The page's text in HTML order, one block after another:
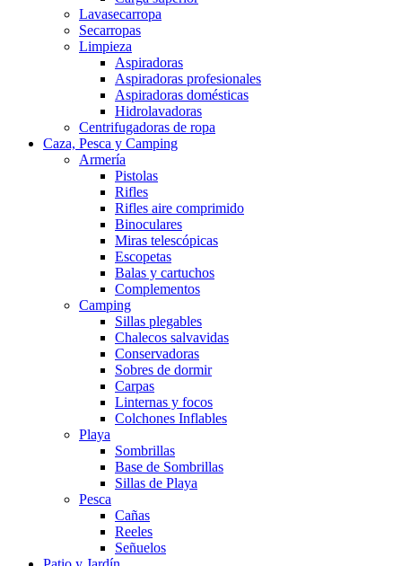
Lavasecarropa
Secarropas
Limpieza
Aspiradoras
Aspiradoras profesionales
Aspiradoras domésticas
Hidrolavadoras
Centrifugadoras de ropa
Caza, Pesca y Camping
Armería
Pistolas
Rifles
Rifles aire comprimido
Binoculares
Miras telescópicas
Escopetas
Balas y cartuchos
Complementos
Camping
Sillas plegables
Chalecos salvavidas
Conservadoras
Sobres de dormir
Carpas
Linternas y focos
Colchones Inflables
Playa
Sombrillas
Base de Sombrillas
Sillas de Playa
Pesca
Cañas
Reeles
Señuelos